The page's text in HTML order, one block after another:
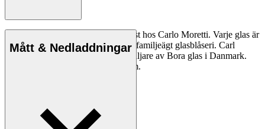
Bora glas i Muranokristall, munblåst hos Carlo Moretti. Varje glas är
tillverkat i ett begränsat antal på ett familjeägt glasblåseri. Carl
Hansen & Søn är exklusiv återförsäljare av Bora glas i Danmark.
Tål ej maskindisk. Mått: ca 105 mm.
Mått & Nedladdningar